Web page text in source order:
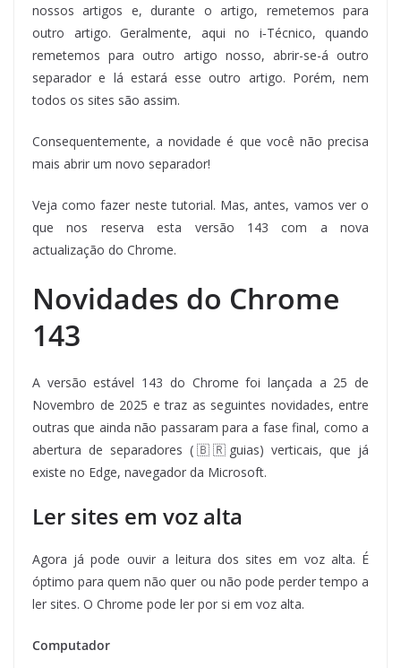
nossos artigos e, durante o artigo, remetemos para
outro artigo. Geralmente, aqui no i‑Técnico, quando
remetemos para outro artigo nosso, abrir-se-á outro
separador e lá estará esse outro artigo. Porém, nem
todos os sites são assim.
Consequentemente, a novidade é que você não precisa
mais abrir um novo separador!
Veja como fazer neste tutorial. Mas, antes, vamos ver o
que nos reserva esta versão 143 com a nova
actualização do Chrome.
Novidades do Chrome
143
A versão estável 143 do Chrome foi lançada a 25 de
Novembro de 2025 e traz as seguintes novidades, entre
outras que ainda não passaram para a fase final, como a
abertura de separadores ( 🇧🇷guias) verticais, que já
existe no Edge, navegador da Microsoft.
Ler sites em voz alta
Agora já pode ouvir a leitura dos sites em voz alta. É
óptimo para quem não quer ou não pode perder tempo a
ler sites. O Chrome pode ler por si em voz alta.
Computador